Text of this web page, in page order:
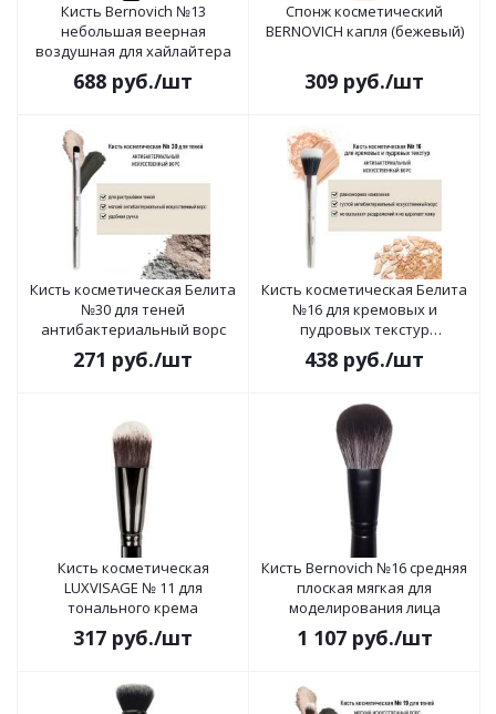
Кисть Bernovich №13
небольшая веерная
воздушная для хайлайтера
688 руб./шт
Спонж косметический
BERNOVICH капля (бежевый)
309 руб./шт
Кисть косметическая Белита
№30 для теней
антибактериальный ворс
271 руб./шт
Кисть косметическая Белита
№16 для кремовых и
пудровых текстур
антибактериальный ворс
438 руб./шт
Кисть косметическая
LUXVISAGE № 11 для
тонального крема
317 руб./шт
Кисть Bernovich №16 средняя
плоская мягкая для
моделирования лица
1 107руб./шт